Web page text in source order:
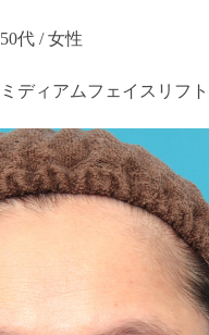
50代 / 女性
ミディアムフェイスリフト